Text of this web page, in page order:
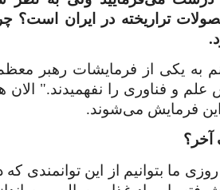
تراریخته در ایران
به یکی از فرمایشات رهبر معظم
و فناوری را نفهمیدند." الان
فرمایش می‌شوند.
آخر؟
ما بتوانیم از این توانمندی